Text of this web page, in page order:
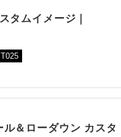
タムイメージ｜
＆ローダウン カスタ